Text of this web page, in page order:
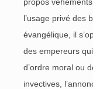
l’usage privé des
évangélique, il
des empereurs
d’ordre moral ou
invectives,